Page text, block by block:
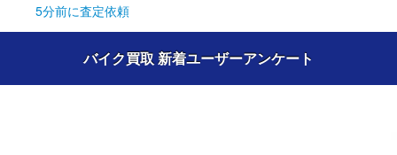
5分前に査定依頼
バイク買取 新着ユーザーアンケート